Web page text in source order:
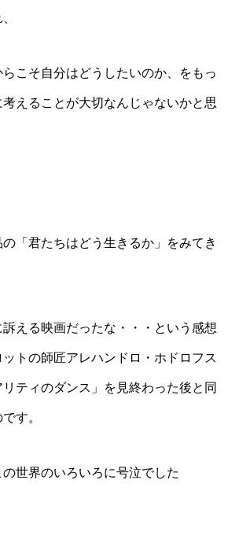
こそ自分はどうしたいのか、をもっ
えることが大切なんじゃないかと思
「君たちはどう生きるか」をみてき
える映画だったな・・・という感想
トの師匠アレハンドロ・ホドロフス
ティのダンス」を見終わった後と同
す。
世界のいろいろに号泣でした